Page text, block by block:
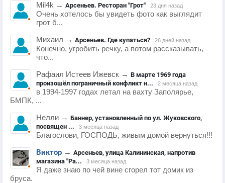
Mil4k → Арсеньев. Ресторан "Грот" 23 дня назад
Очень хотелось бы увидеть фото как выглядит
грот б...
Михаил → Арсеньев. Где купаться? 26 дней назад
Конечно, угробить речку, а потом рассказывать,
что...
Рафаил Истеев Ижевск → В марте 1969 года
произошёл пограничный конфликт н...
2 месяца назад
в 1994-1997 годах летал на вахту Заполярье,
БМПК, ...
Нелли → Баннер, установленный по ул. Жуковского,
посвящен ...
3 месяца назад
Благослови, ГОСПОДЬ, живым домой вернуться!!!
Виктор → Арсеньев, улица Калининская, напротив
магазина "Ра...
3 месяца назад
Я даже знаю по чей вине сгорел тот домик из
бруса.